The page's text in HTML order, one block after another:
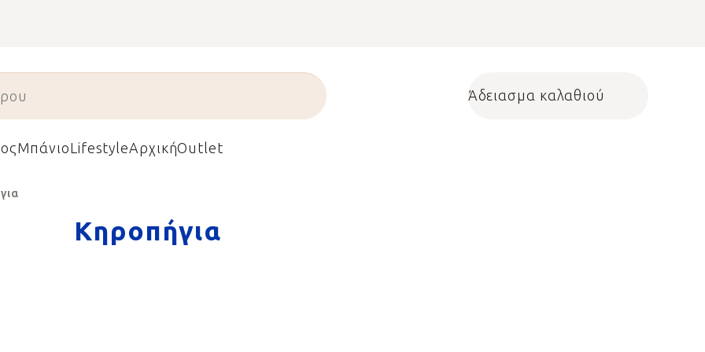
Shopping cart
Άδειασμα καλαθιού
ΜπάνιοLifestyleΑρχικήOutlet
Κηροπήγια